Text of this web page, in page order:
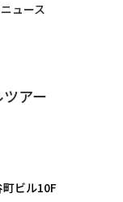
ニュース
アー
ビル10F